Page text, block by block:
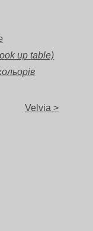
up table)
Velvia >